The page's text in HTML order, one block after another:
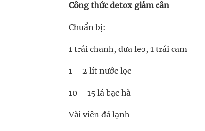
Công thức detox giảm cân
Chuẩn bị:
1 trái chanh, dưa leo, 1 trái cam
1 – 2 lít nước lọc
10 – 15 lá bạc hà
Vài viên đá lạnh